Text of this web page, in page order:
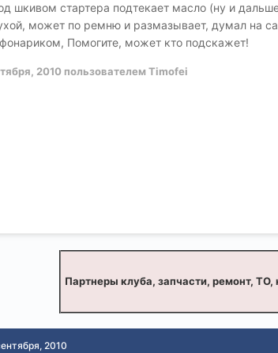
шкивом стартера подтекает масло (ну и
может по ремню и размазывает, думал на
Помогите, может кто подскажет!
2010 пользователем Timofei
Партнеры клуба, запчасти, ремонт,
2010